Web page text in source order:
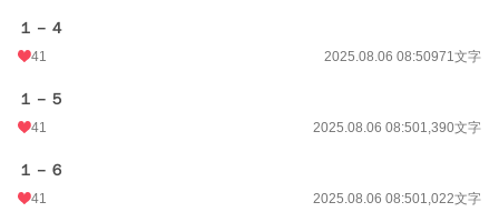
１－４
41 2025.08.06 08:50971文字
１－５
41 2025.08.06 08:501,390文字
１－６
41 2025.08.06 08:501,022文字